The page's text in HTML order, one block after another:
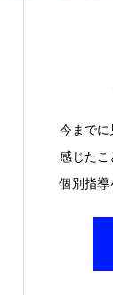
今までに
感じたこ
個別指導